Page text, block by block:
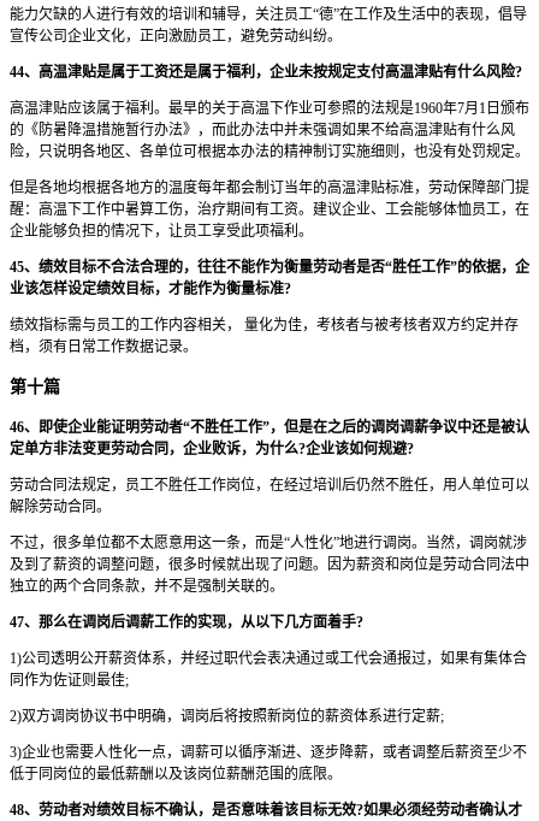
能力欠缺的人进行有效的培训和辅导，关注员工“德”在工作及生活中的表现，倡导
宣传公司企业文化，正向激励员工，避免劳动纠纷。
44、高温津贴是属于工资还是属于福利，企业未按规定支付高温津贴有什么风险?
高温津贴应该属于福利。最早的关于高温下作业可参照的法规是1960年7月1日颁布
的《防暑降温措施暂行办法》，而此办法中并未强调如果不给高温津贴有什么风
险，只说明各地区、各单位可根据本办法的精神制订实施细则，也没有处罚规定。
但是各地均根据各地方的温度每年都会制订当年的高温津贴标准，劳动保障部门提
醒：高温下工作中暑算工伤，治疗期间有工资。建议企业、工会能够体恤员工，在
企业能够负担的情况下，让员工享受此项福利。
45、绩效目标不合法合理的，往往不能作为衡量劳动者是否“胜任工作”的依据，企
业该怎样设定绩效目标，才能作为衡量标准?
绩效指标需与员工的工作内容相关， 量化为佳，考核者与被考核者双方约定并存
档，须有日常工作数据记录。
第十篇
46、即使企业能证明劳动者“不胜任工作”，但是在之后的调岗调薪争议中还是被认
定单方非法变更劳动合同，企业败诉，为什么?企业该如何规避?
劳动合同法规定，员工不胜任工作岗位，在经过培训后仍然不胜任，用人单位可以
解除劳动合同。
不过，很多单位都不太愿意用这一条，而是“人性化”地进行调岗。当然，调岗就涉
及到了薪资的调整问题，很多时候就出现了问题。因为薪资和岗位是劳动合同法中
独立的两个合同条款，并不是强制关联的。
47、那么在调岗后调薪工作的实现，从以下几方面着手?
1)公司透明公开薪资体系，并经过职代会表决通过或工代会通报过，如果有集体合
同作为佐证则最佳;
2)双方调岗协议书中明确，调岗后将按照新岗位的薪资体系进行定薪;
3)企业也需要人性化一点，调薪可以循序渐进、逐步降薪，或者调整后薪资至少不
低于同岗位的最低薪酬以及该岗位薪酬范围的底限。
48、劳动者对绩效目标不确认，是否意味着该目标无效?如果必须经劳动者确认才